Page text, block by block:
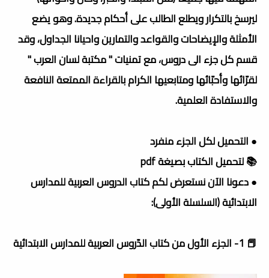
ليرسخ بالتكرار ويطلع الطالب على أحكام جديدة. وهو يضع
الأمثلة والإيضاحات والقواعد والتمارين واحيانا الجداول، وقد
قسم كل جزء الى دروس، مع تمنيات " مكتبة لسان العرب "
لقرّائها وأحبّائها ومتابعيها الكرام بالقراءة الممتعة النافعة
والاستفادة العلمية.
● التحميل لكل الجزء منفرد
📚 لتحميل الكتاب بصيغة pdf
● دعونا الآن نستعرض لكم كتاب الدروس العربية للمدارس
الابتدائية (السلسلة الأولى):
📕 1- الجزء الأول من كتاب الدّروس العربية للمدارس الابتدائية